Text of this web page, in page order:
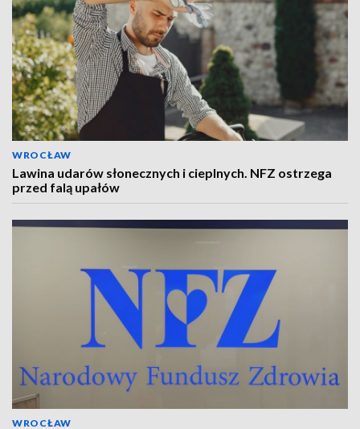
WROCŁAW
Lawina udarów słonecznych i cieplnych. NFZ ostrzega
przed falą upałów
WROCŁAW